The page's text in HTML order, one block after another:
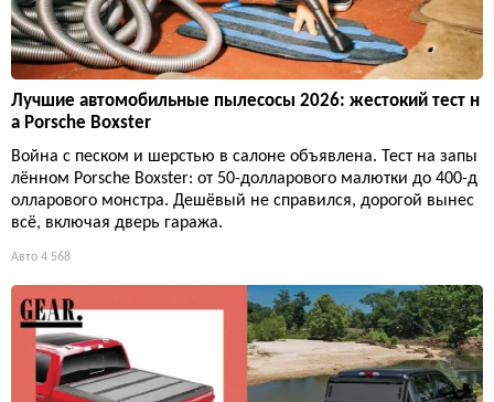
Лучшие автомобильные пылесосы 2026: жестокий тест н
а Porsche Boxster
Война с песком и шерстью в салоне объявлена. Тест на запы
лённом Porsche Boxster: от 50-долларового малютки до 400-д
олларового монстра. Дешёвый не справился, дорогой вынес
всё, включая дверь гаража.
Авто 4 568